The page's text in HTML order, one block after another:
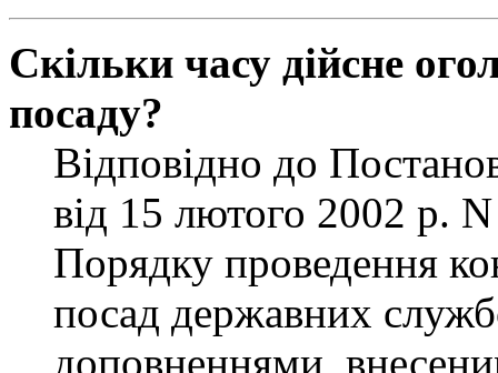
Скільки часу дійсне
посаду?
Відповідно до
від 15 лютого 2002 р.
Порядку проведення
посад державних
доповненнями,